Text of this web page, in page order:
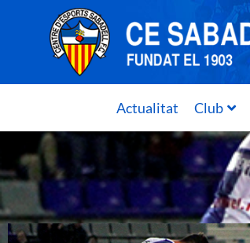
Actualitat Club